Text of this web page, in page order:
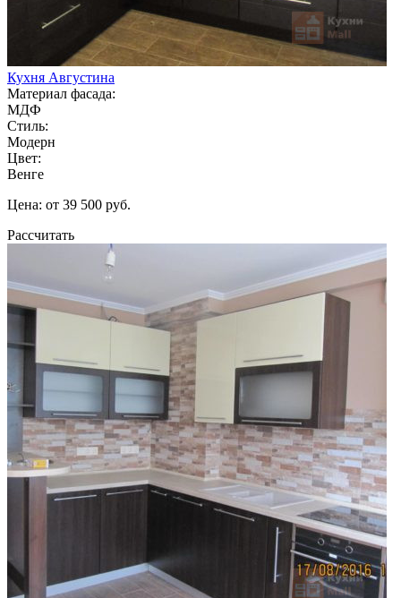
Кухня Августина
Материал фасада:
МДФ
Стиль:
Модерн
Цвет:
Венге
Цена: от 39 500 руб.
Рассчитать